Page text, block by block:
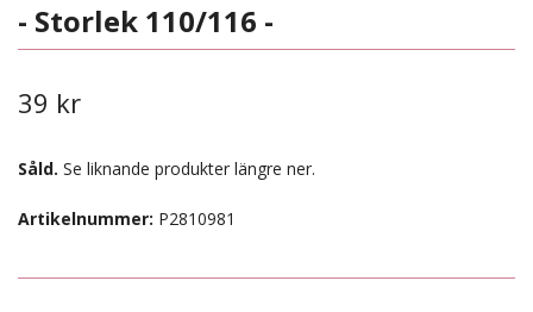
- Storlek 110/116 -
39 kr
Såld. Se liknande produkter längre ner.
Artikelnummer: P2810981